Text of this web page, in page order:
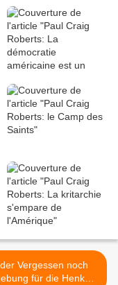
Vergessen noch
für die Henker